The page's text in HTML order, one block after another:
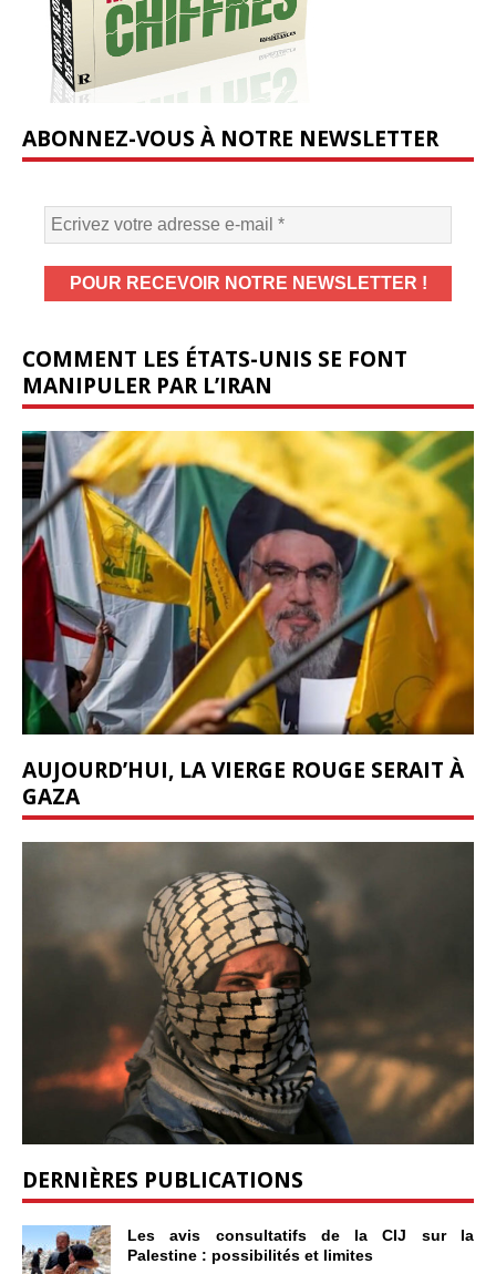
ABONNEZ-VOUS À NOTRE NEWSLETTER
COMMENT LES ÉTATS-UNIS SE FONT
MANIPULER PAR L’IRAN
AUJOURD’HUI, LA VIERGE ROUGE SERAIT À
GAZA
DERNIÈRES PUBLICATIONS
Les avis consultatifs de la CIJ sur la
Palestine : possibilités et limites